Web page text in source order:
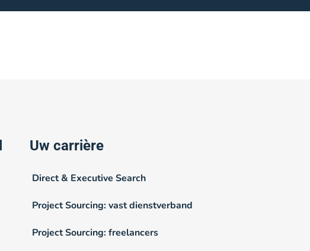
Uw carrière
Direct & Executive Search
Project Sourcing: vast dienstverband
Project Sourcing: freelancers